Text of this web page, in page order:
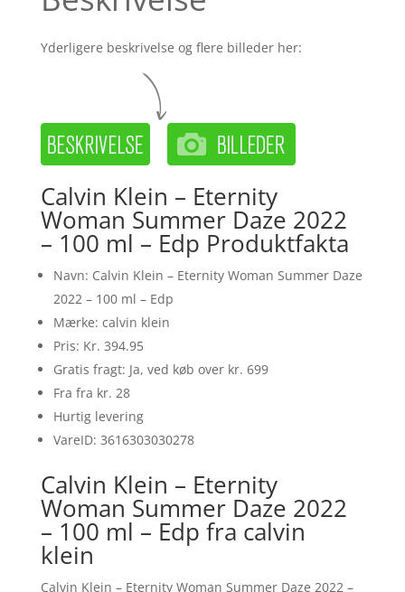
Yderligere beskrivelse og flere billeder her:
Calvin Klein – Eternity
Woman Summer Daze 2022
– 100 ml – Edp Produktfakta
Navn: Calvin Klein – Eternity Woman Summer Daze
2022 – 100 ml – Edp
Mærke: calvin klein
Pris: Kr. 394.95
Gratis fragt: Ja, ved køb over kr. 699
Fra fra kr. 28
Hurtig levering
VareID: 3616303030278
Calvin Klein – Eternity
Woman Summer Daze 2022
– 100 ml – Edp fra calvin
klein
Calvin Klein – Eternity Woman Summer Daze 2022 –